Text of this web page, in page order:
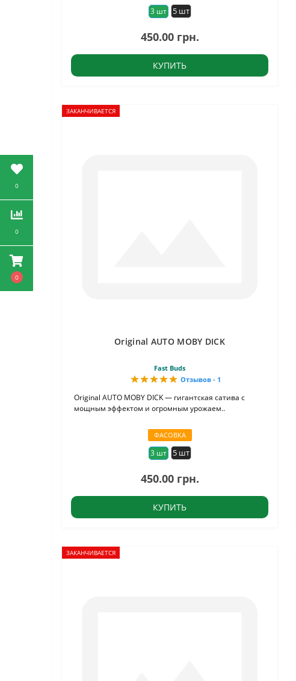
0
0
0
3 шт 5 шт
450.00 грн.
КУПИТЬ
ЗАКАНЧИВАЕТСЯ
Original AUTO MOBY DICK
Fast Buds
Отзывов - 1
Original AUTO MOBY DICK — гигантская сатива с
мощным эффектом и огромным урожаем..
ФАСОВКА
3 шт 5 шт
450.00 грн.
КУПИТЬ
ЗАКАНЧИВАЕТСЯ